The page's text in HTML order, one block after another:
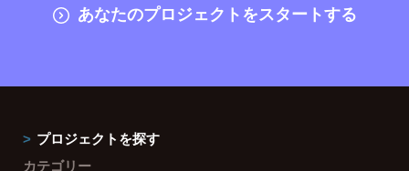
あなたのプロジェクトをスタートする
プロジェクトを探す
カテゴリー